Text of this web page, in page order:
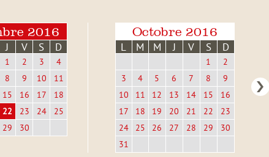
2016
J V S D
1 2 3
4
8 9 10
11
15 16 17
18
22 23 24
25
29 30
Octobre 2016
L M M J V S D
1
2
3
4 5 6 7 8
9
10
11 12 13 14 15
16
17
18 19 20 21 22
23
24
25 26 27 28 29
30
31